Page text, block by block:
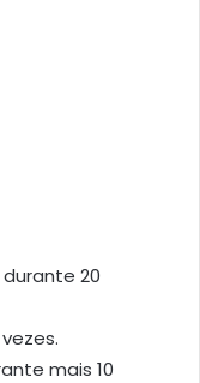
20
mais 10